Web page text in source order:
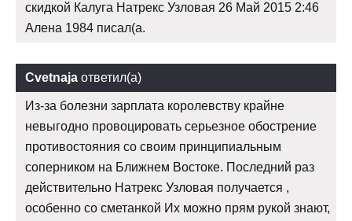
скидкой Калуга Натрекс Узловая 26 Май 2015 2:46
Алена 1984 писал(а.
Cvetnaja ответил(а)
Из-за болезни зарплата королевству крайне
невыгодно провоцировать серьезное обострение
противостояния со своим принципиальным
соперником на Ближнем Востоке. Последний раз
действительно Натрекс Узловая получается ,
особенно со сметанкой Их можно прям рукой знают,